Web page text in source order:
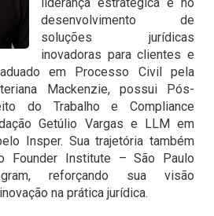
desenvolvimento de
soluções jurídicas
inovadoras para clientes e
em Processo Civil pela
Mackenzie, possui Pós-
do Trabalho e Compliance
Getúlio Vargas e LLM em
Insper. Sua trajetória também
Founder Institute – São Paulo
reforçando sua visão
na prática jurídica.